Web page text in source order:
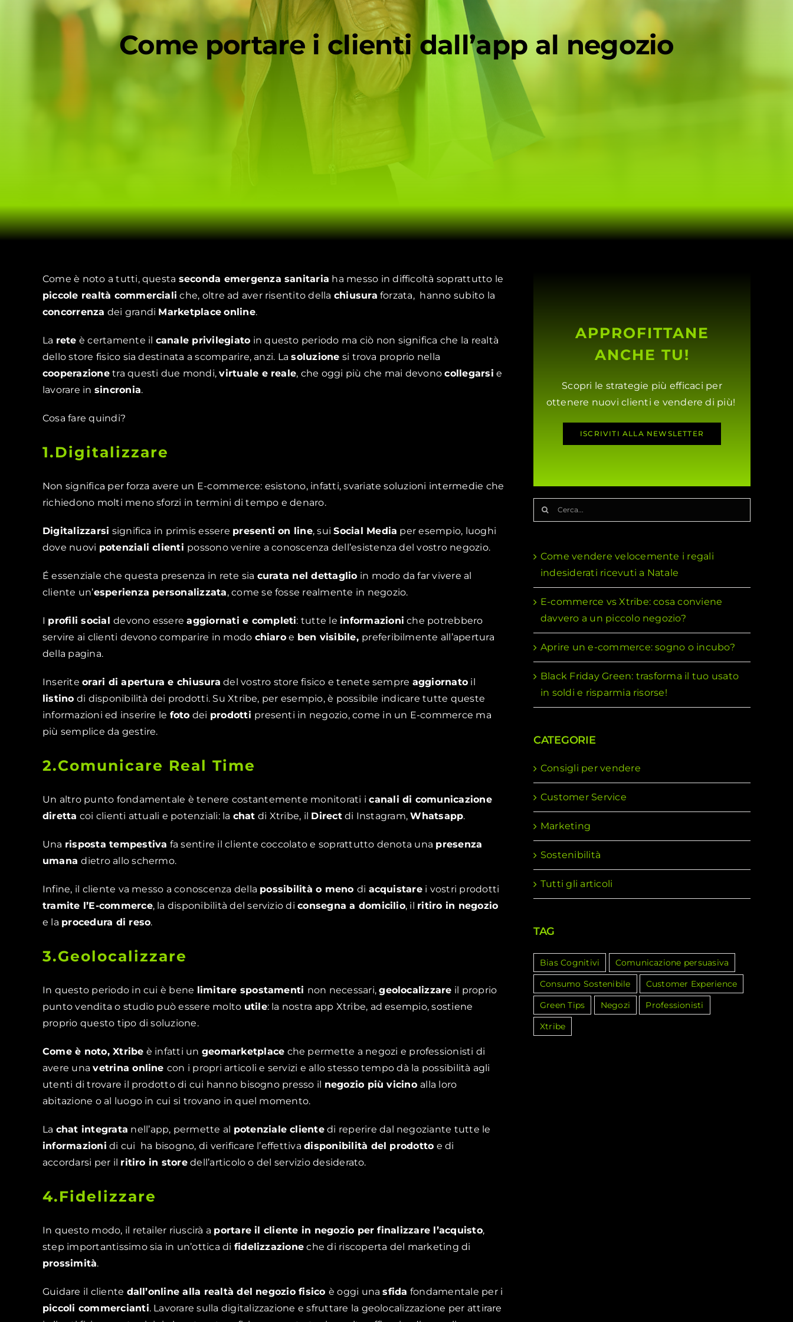
Come portare i clienti dall’app al negozio
Come è noto a tutti, questa seconda emergenza sanitaria ha messo in difficoltà soprattutto le
piccole realtà commerciali che, oltre ad aver risentito della chiusura forzata, hanno subito la
concorrenza dei grandi Marketplace online.
La rete è certamente il canale privilegiato in questo periodo ma ciò non significa che la realtà
dello store fisico sia destinata a scomparire, anzi. Lasoluzione si trova proprio nella
cooperazionetra questi due mondi,virtuale e reale, che oggi più che mai devonocollegarsi e
lavorare in sincronia.
Cosa fare quindi?
1.Digitalizzare
Non significa per forza avere un E-commerce: esistono, infatti, svariate soluzioni intermedie che
richiedono molti meno sforzi in termini di tempo e denaro.
Digitalizzarsi significa in primis essere presenti on line, suiSocial Media per esempio, luoghi
dove nuovi potenziali clienti possono venire a conoscenza dell’esistenza del vostro negozio.
É essenziale che questa presenza in rete sia curata nel dettaglio in modo da far vivere al
cliente un’esperienza personalizzata, come se fosse realmente in negozio.
I profili socialdevono essereaggiornati e completi: tutte leinformazioni che potrebbero
servire ai clienti devono comparire in modo chiaroe ben visibile, preferibilmente all’apertura
della pagina.
Inseriteorari di apertura e chiusura del vostro store fisico e tenete sempre aggiornato il
listino di disponibilità dei prodotti. Su Xtribe, per esempio, è possibile indicare tutte queste
informazioni ed inserire le foto dei prodotti presenti in negozio, come in un E-commerce ma
più semplice da gestire.
2.Comunicare Real Time
Un altro punto fondamentale è tenere costantemente monitorati icanali di comunicazione
diretta coi clienti attuali e potenziali: la chat di Xtribe, il Directdi Instagram,Whatsapp.
Una risposta tempestiva fa sentire il cliente coccolato e soprattutto denota una presenza
umanadietro allo schermo.
Infine, il cliente va messo a conoscenza della possibilità o meno di acquistarei vostri prodotti
tramite l’E-commerce, la disponibilità del servizio diconsegna a domicilio, il ritiro in negozio
e la procedura di reso.
3.Geolocalizzare
In questo periodo in cui è bene limitare spostamenti non necessari,geolocalizzare il proprio
punto vendita o studio può essere molto utile: la nostra app Xtribe, ad esempio, sostiene
proprio questo tipo di soluzione.
Come è noto, Xtribe è infatti un geomarketplace che permette a negozi e professionisti di
avere unavetrina online con i propri articoli e servizi e allo stesso tempo dà la possibilità agli
utenti di trovare il prodotto di cui hanno bisogno presso il negozio più vicino alla loro
abitazione o al luogo in cui si trovano in quel momento.
La chat integrata nell’app, permette al potenziale clientedi reperire dal negoziante tutte le
informazioni di cui ha bisogno, di verificare l’effettivadisponibilità del prodotto e di
accordarsi per il ritiro in storedell’articolo o del servizio desiderato.
4.Fidelizzare
In questo modo, il retailer riuscirà a portare il cliente in negozio per finalizzare l’acquisto,
step importantissimo sia in un’ottica di fidelizzazione che di riscoperta del marketing di
prossimità.
Guidare il cliente dall’online alla realtà del negozio fisico è oggi unasfida fondamentale per i
piccoli commercianti. Lavorare sulla digitalizzazione e sfruttare la geolocalizzazione per attirare
APPROFITTANE
ANCHE TU!
Scopri le strategie più efficaci per
ottenere nuovi clienti e vendere di più!
ISCRIVITI ALLA NEWSLETTER
Cerca
per:
Come vendere velocemente i regali
indesiderati ricevuti a Natale
E-commerce vs Xtribe: cosa conviene
davvero a un piccolo negozio?
Aprire un e-commerce: sogno o incubo?
Black Friday Green: trasforma il tuo usato
in soldi e risparmia risorse!
CATEGORIE
Consigli per vendere
Customer Service
Marketing
Sostenibilità
Tutti gli articoli
TAG
Bias Cognitivi
Comunicazione persuasiva
Consumo Sostenibile
Customer Experience
Green Tips
Negozi
Professionisti
Xtribe